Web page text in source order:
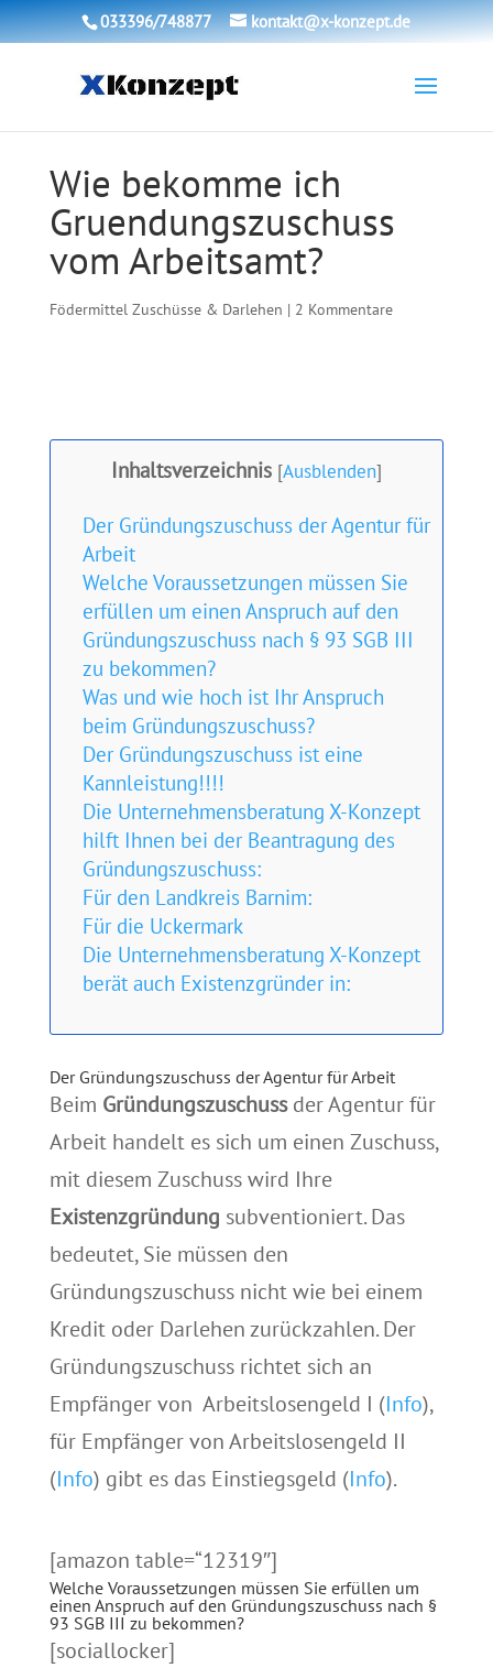
033396/748877 kontakt@x-konzept.de
Wie bekomme ich
Gruendungszuschuss
vom Arbeitsamt?
Födermittel Zuschüsse & Darlehen | 2 Kommentare
Inhaltsverzeichnis [Ausblenden]
Der Gründungszuschuss der Agentur für
Arbeit
Welche Voraussetzungen müssen Sie
erfüllen um einen Anspruch auf den
Gründungszuschuss nach § 93 SGB III
zu bekommen?
Was und wie hoch ist Ihr Anspruch
beim Gründungszuschuss?
Der Gründungszuschuss ist eine
Kannleistung!!!!
Die Unternehmensberatung X-Konzept
hilft Ihnen bei der Beantragung des
Gründungszuschuss:
Für den Landkreis Barnim:
Für die Uckermark
Die Unternehmensberatung X-Konzept
berät auch Existenzgründer in:
Der Gründungszuschuss der Agentur für Arbeit
Beim Gründungszuschussder Agentur für
Arbeit handelt es sich um einen Zuschuss,
mit diesem Zuschuss wird Ihre
Existenzgründung subventioniert. Das
bedeutet, Sie müssen den
Gründungszuschuss nicht wie bei einem
Kredit oder Darlehen zurückzahlen. Der
Gründungszuschuss richtet sich an
Empfänger von Arbeitslosengeld I (Info),
für Empfänger von Arbeitslosengeld II
(Info) gibt es das Einstiegsgeld (Info).
[amazon table=“12319″]
Welche Voraussetzungen müssen Sie erfüllen um
einen Anspruch auf den Gründungszuschuss nach §
93 SGB III zu bekommen?
[sociallocker]